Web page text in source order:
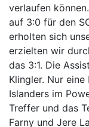
verlaufen
auf 3:0 für den
erholten sich
erzielten wir
das 3:1. Die
Klingler. Nur
Islanders im
Treffer und das
Farny und Jere